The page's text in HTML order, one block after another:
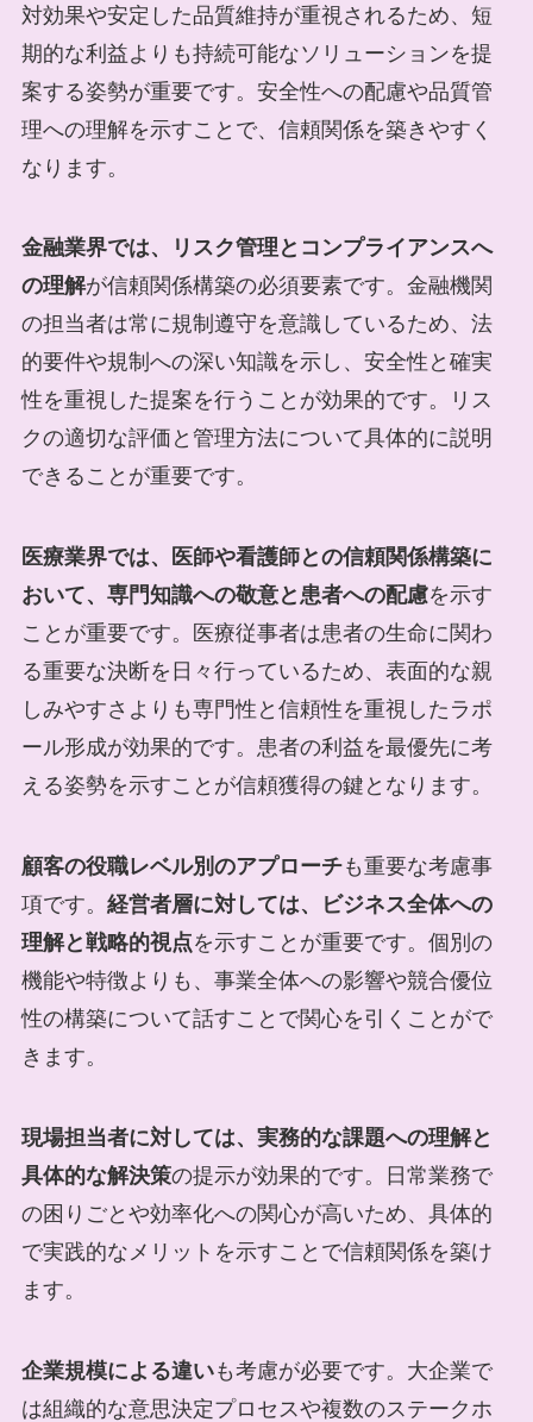
対効果や安定した品質維持が重視されるため、短
期的な利益よりも持続可能なソリューションを提
案する姿勢が重要です。安全性への配慮や品質管
理への理解を示すことで、信頼関係を築きやすく
なります。
金融業界では、リスク管理とコンプライアンスへ
の理解が信頼関係構築の必須要素です。金融機関
の担当者は常に規制遵守を意識しているため、法
的要件や規制への深い知識を示し、安全性と確実
性を重視した提案を行うことが効果的です。リス
クの適切な評価と管理方法について具体的に説明
できることが重要です。
医療業界では、医師や看護師との信頼関係構築に
おいて、専門知識への敬意と患者への配慮を示す
ことが重要です。医療従事者は患者の生命に関わ
る重要な決断を日々行っているため、表面的な親
しみやすさよりも専門性と信頼性を重視したラポ
ール形成が効果的です。患者の利益を最優先に考
える姿勢を示すことが信頼獲得の鍵となります。
顧客の役職レベル別のアプローチも重要な考慮事
項です。 経営者層に対しては、ビジネス全体への
理解と戦略的視点を示すことが重要です。個別の
機能や特徴よりも、事業全体への影響や競合優位
性の構築について話すことで関心を引くことがで
きます。
現場担当者に対しては、実務的な課題への理解と
具体的な解決策の提示が効果的です。日常業務で
の困りごとや効率化への関心が高いため、具体的
で実践的なメリットを示すことで信頼関係を築け
ます。
企業規模による違いも考慮が必要です。大企業で
は組織的な意思決定プロセスや複数のステークホ